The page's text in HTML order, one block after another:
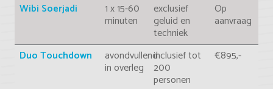
Wibi Soerjadi 1 x 15-60
minuten
exclusief
geluid en
techniek
Op
aanvraag
Duo Touchdown avondvullend
in overleg
inclusief tot
200
personen
€895,-